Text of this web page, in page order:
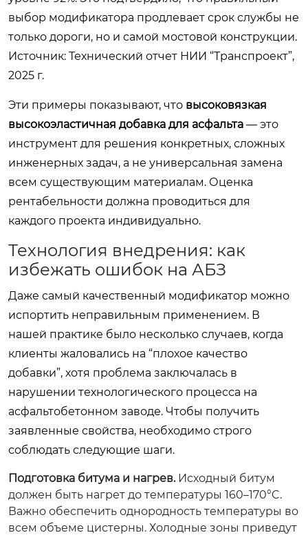
выбор модификатора продлевает срок службы не
только дороги, но и самой мостовой конструкции.
Источник: Технический отчет НИИ “Транспроект”,
2025 г.
Эти примеры показывают, что высоковязкая
высокоэластичная добавка для асфальта — это
инструмент для решения конкретных, сложных
инженерных задач, а не универсальная замена
всем существующим материалам. Оценка
рентабельности должна проводиться для
каждого проекта индивидуально.
Технология внедрения: как
избежать ошибок на АБЗ
Даже самый качественный модификатор можно
испортить неправильным применением. В
нашей практике было несколько случаев, когда
клиенты жаловались на “плохое качество
добавки”, хотя проблема заключалась в
нарушении технологического процесса на
асфальтобетонном заводе. Чтобы получить
заявленные свойства, необходимо строго
соблюдать следующие шаги.
Подготовка битума и нагрев.Исходный битум
должен быть нагрет до температуры 160–170°C.
Важно обеспечить однородность температуры во
всем объеме цистерны. Холодные зоны приведут